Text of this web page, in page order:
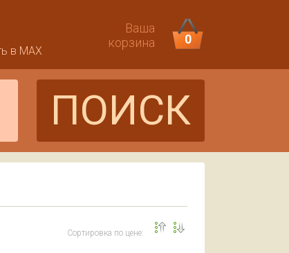
в MAX
Ваша
корзина
0
ПОИСК
Сортировка по цене: